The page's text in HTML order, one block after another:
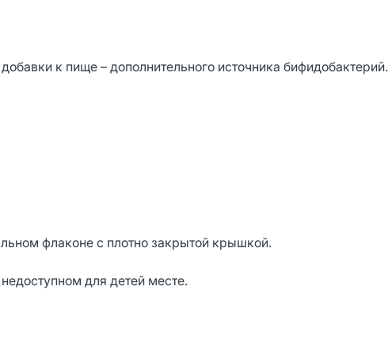
к пище – дополнительного источника бифидобактерий.
флаконе с плотно закрытой крышкой.
для детей месте.